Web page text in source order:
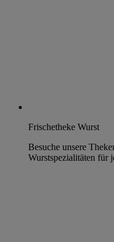
Frischetheke Wurst
Besuche unsere
Wurstspezialitäten für